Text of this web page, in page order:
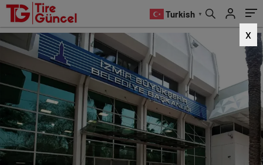
Turkish ▼
X